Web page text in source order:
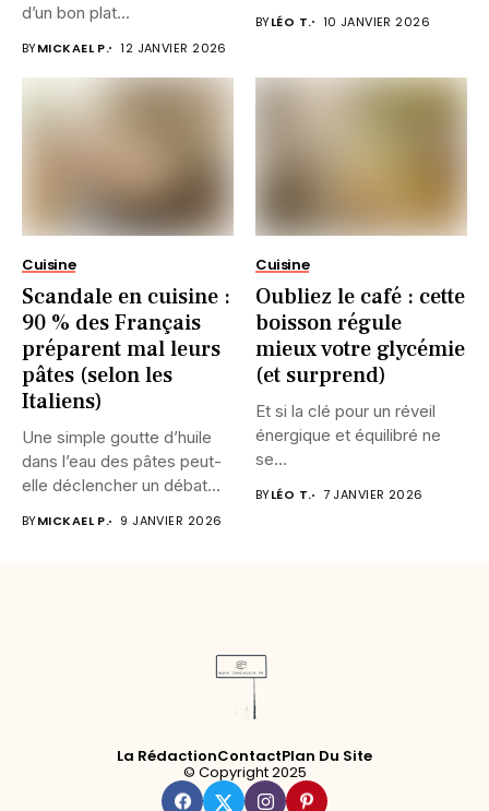
d’un bon plat...
BYMICKAEL P. 12 JANVIER 2026
BYLÉO T. 10 JANVIER 2026
Cuisine
Scandale en cuisine :
90 % des Français
préparent mal leurs
pâtes (selon les
Italiens)
Une simple goutte d’huile
dans l’eau des pâtes peut-
elle déclencher un débat...
BYMICKAEL P. 9 JANVIER 2026
Cuisine
Oubliez le café : cette
boisson régule
mieux votre glycémie
(et surprend)
Et si la clé pour un réveil
énergique et équilibré ne
se...
BYLÉO T. 7 JANVIER 2026
La RédactionContactPlan Du Site
© Copyright 2025